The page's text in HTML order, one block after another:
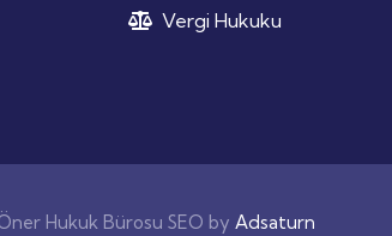
Vergi Hukuku
Hukuk Bürosu SEO by Adsaturn